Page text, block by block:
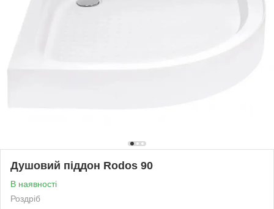
Душовий піддон Rodos 90
В наявності
Роздріб